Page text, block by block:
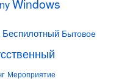
Windows
Беспилотный Бытовое
Мероприятие